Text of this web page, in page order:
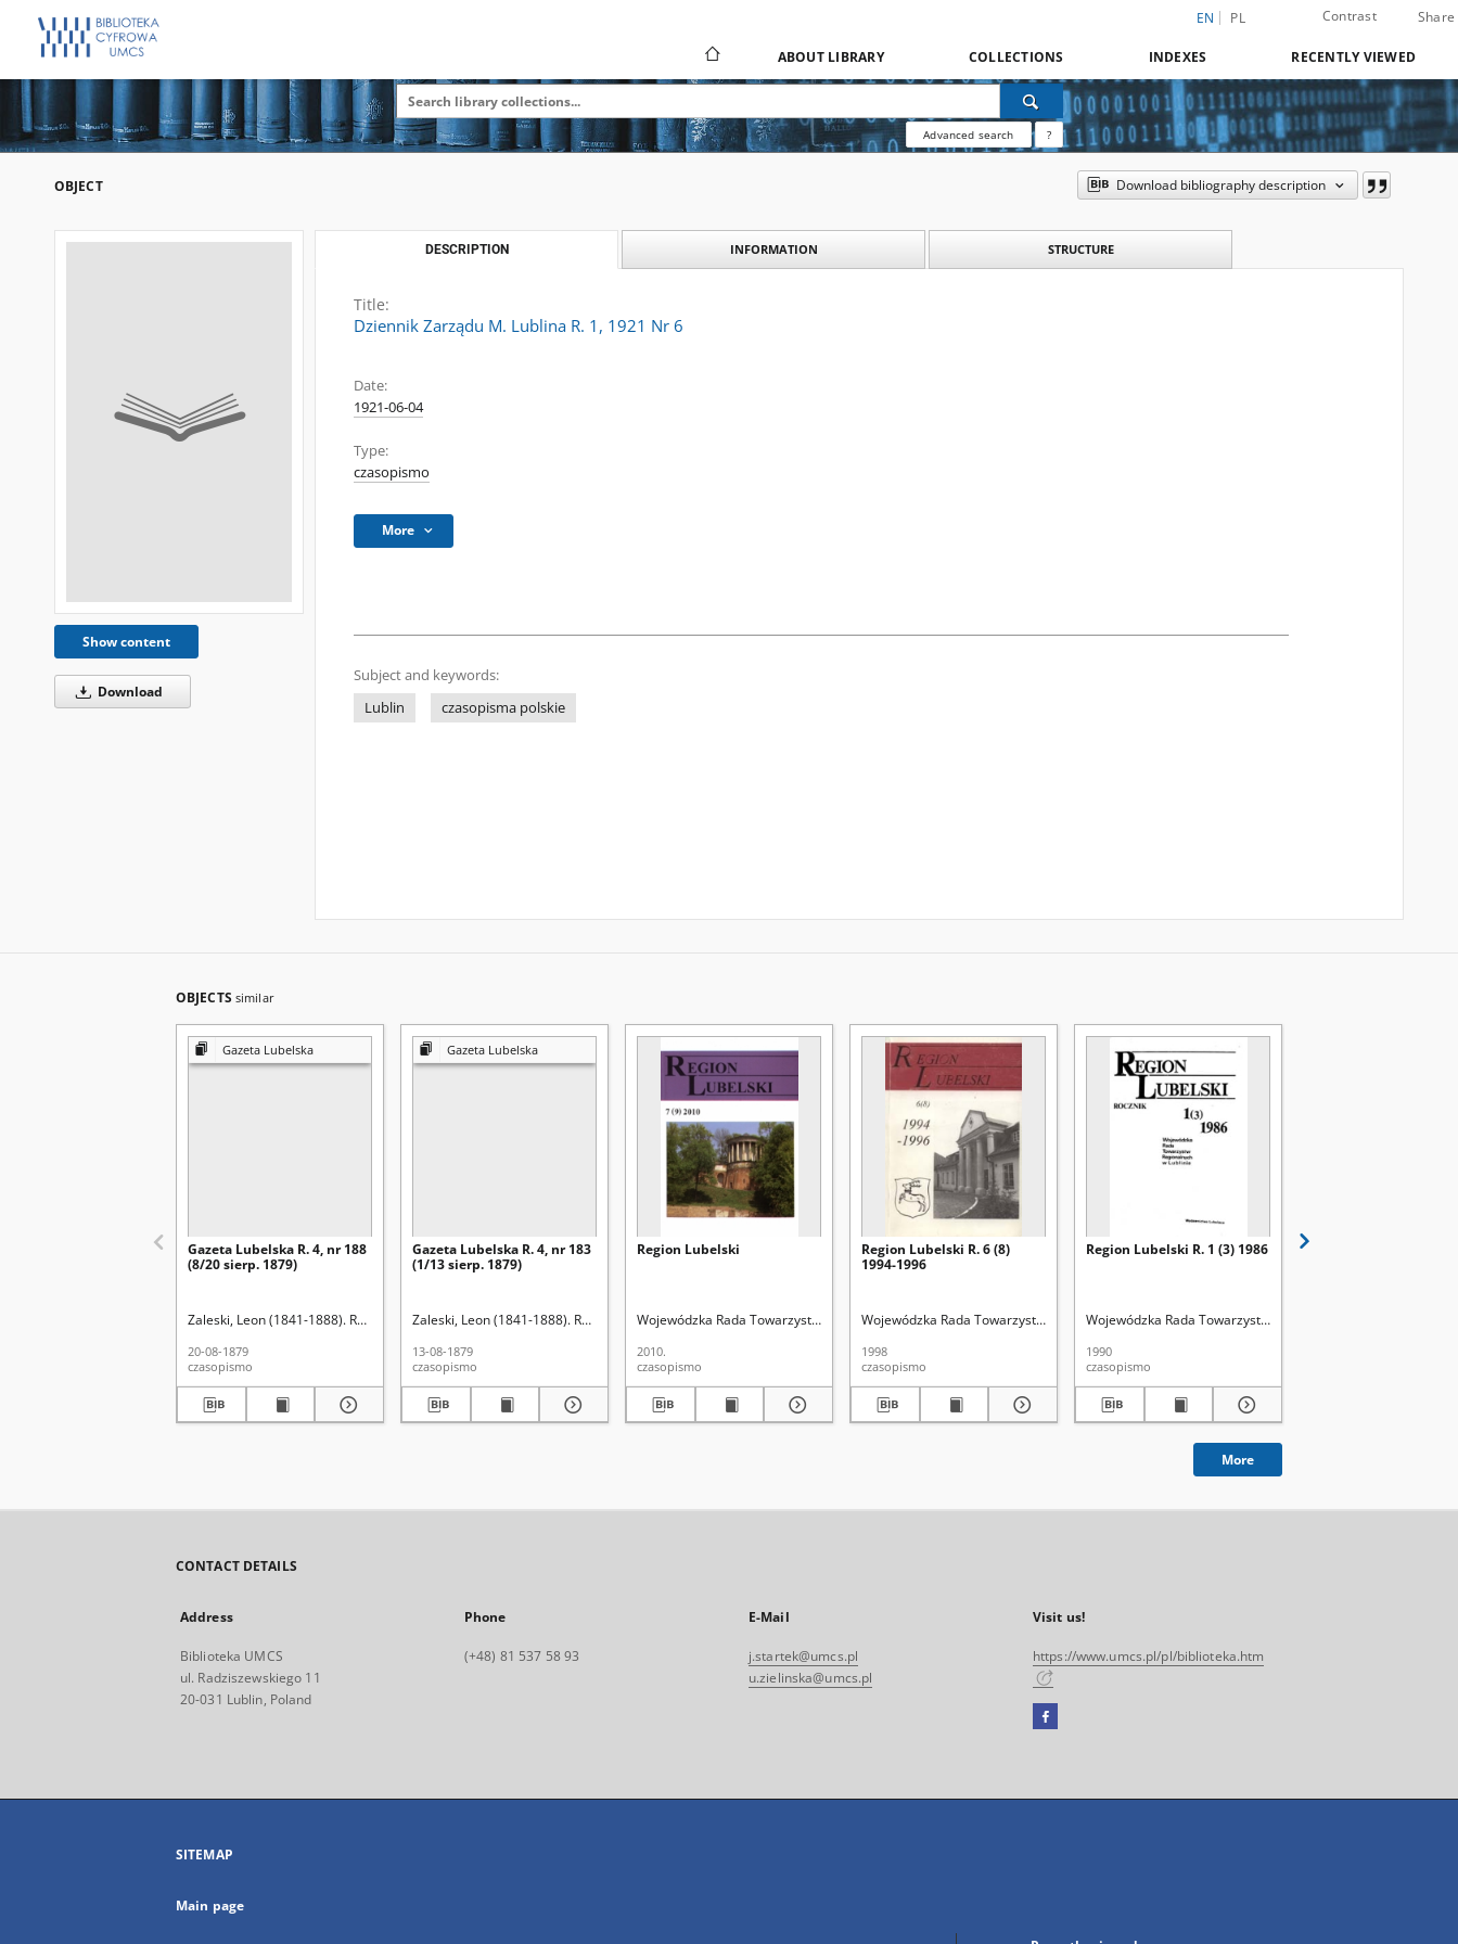
EN PL Contrast Share
ABOUT LIBRARY COLLECTIONS INDEXES RECENTLY VIEWED
Advanced search ?
OBJECT Download bibliography description
Show content
Download
DESCRIPTION INFORMATION STRUCTURE
Title:
Dziennik Zarządu M. Lublina R. 1, 1921 Nr 6
Date:
1921-06-04
Type:
czasopismo
More
Subject and keywords:
Lublin
czasopisma polskie
OBJECTS similar
Gazeta Lubelska
Gazeta Lubelska R. 4, nr 188
(8/20 sierp. 1879)
Zaleski, Leon (1841-1888). Red.
20-08-1879
czasopismo
Gazeta Lubelska
Gazeta Lubelska R. 4, nr 183
(1/13 sierp. 1879)
Zaleski, Leon (1841-1888). Red.
13-08-1879
czasopismo
Region Lubelski
Wojewódzka Rada Towarzystw Regionalnych w Lublinie
2010.
czasopismo
Region Lubelski R. 6 (8)
1994-1996
Wojewódzka Rada Towarzystw Regionalnych w Lublinie
1998
czasopismo
Region Lubelski R. 1 (3) 1986
Wojewódzka Rada Towarzystw Regionalnych w Lublinie
1990
czasopismo
More
CONTACT DETAILS
Address
Biblioteka UMCS
ul. Radziszewskiego 11
20-031 Lublin, Poland
Phone
(+48) 81 537 58 93
E-Mail
j.startek@umcs.pl
u.zielinska@umcs.pl
Visit us!
https://www.umcs.pl/pl/biblioteka.htm
Facebook
open
SITEMAP
Main page